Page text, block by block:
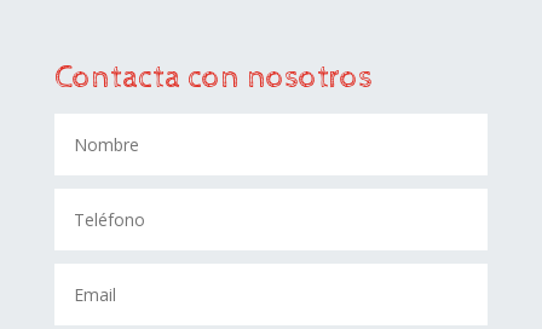
Contacta con nosotros